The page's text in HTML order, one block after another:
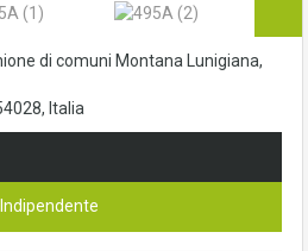
di comuni Montana Lunigiana,
Italia